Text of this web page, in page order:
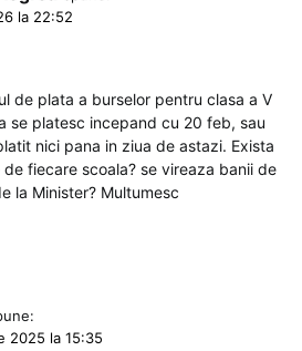
la 22:52
de plata a burselor pentru clasa a V
se platesc incepand cu 20 feb, sau
nici pana in ziua de astazi. Exista
fiecare scoala? se vireaza banii de
la Minister? Multumesc
2025 la 15:35